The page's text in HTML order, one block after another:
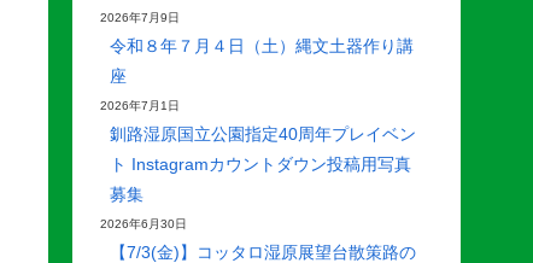
令和８年７月４日（土）縄文土器作り講
座
2026年7月9日
釧路湿原国立公園指定40周年プレイベン
ト Instagramカウントダウン投稿用写真
募集
2026年7月1日
【7/3(金)】コッタロ湿原展望台散策路の
2026年6月30日